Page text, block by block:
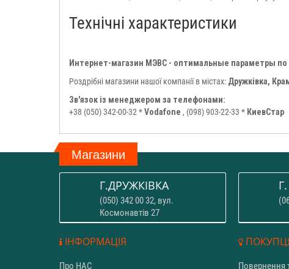
Технічні характеристики
Интернет-магазин МЭВС - оптимальные параметры по
Роздрібні магазини нашої компанії в містах: Дружківка,
Зв'язок із менеджером за телефонами:
+38 (050) 342-00-32 *Vodafone , (098) 903-22-33 * КиевСтар
Магазини
Г.ДРУЖКІВКА
(050) 342 00 32, вул.
Космонавтів 27
ІНФОРМАЦІЯ
Про НАС Повернення